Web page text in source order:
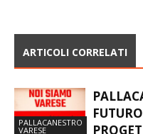
ARTICOLI CORRELATI
PALLACANESTRO
VARESE